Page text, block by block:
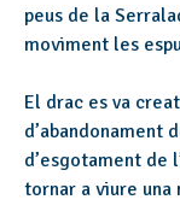
peus de la
moviment les
El drac es va
d’abandonament
d’esgotament de
tornar a viure una